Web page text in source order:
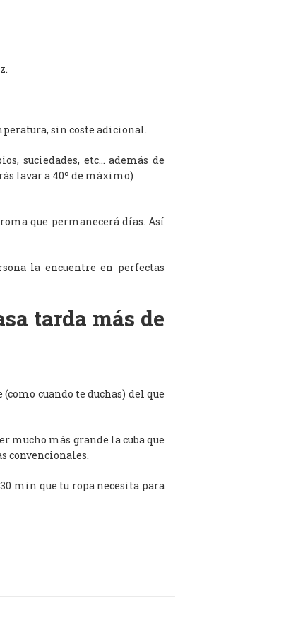
sin coste adicional.
suciedades, etc… además de
lavar a 40º de máximo)
que permanecerá días. Así
la encuentre en perfectas
tarda más de
cuando te duchas) del que
mucho más grande la cuba que
convencionales.
min que tu ropa necesita para